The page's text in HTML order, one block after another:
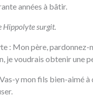
années à bâtir.
Hippolyte surgit.
: Mon père, pardonnez-
je voudrais obtenir une
y mon fils bien-aimé à